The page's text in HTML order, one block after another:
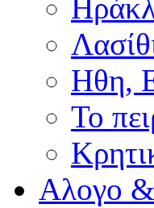
Ηθη,
Το
Αλογο